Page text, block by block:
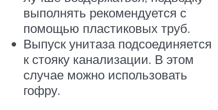
выполнять рекомендуется с
помощью пластиковых труб.
Выпуск унитаза подсоединяется
к стояку канализации. В этом
случае можно использовать
гофру.